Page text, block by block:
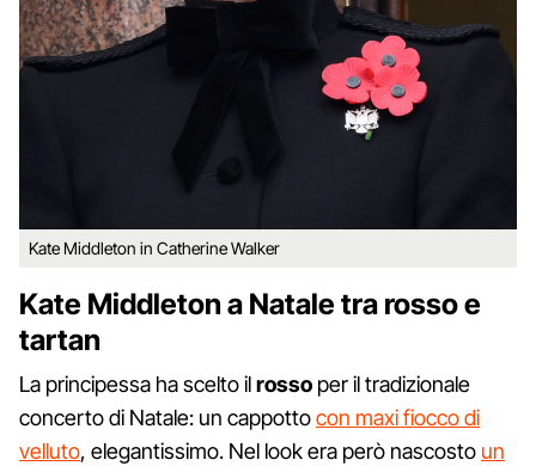
Kate Middleton in Catherine Walker
Kate Middleton a Natale tra rosso e
tartan
La principessa ha scelto ilrosso per il tradizionale
concerto di Natale: un cappottocon maxi fiocco di
velluto, elegantissimo. Nel look era però nascosto un